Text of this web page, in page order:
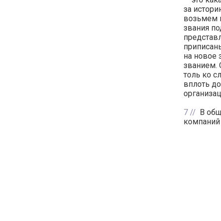
за
возьмем
звания
на новое
званием.
толь ко
вплоть
7
В
компаний